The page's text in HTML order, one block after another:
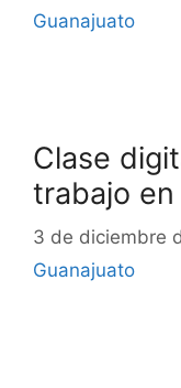
Guanajuato
Clase
trabajo
3 de diciembre
Guanajuato